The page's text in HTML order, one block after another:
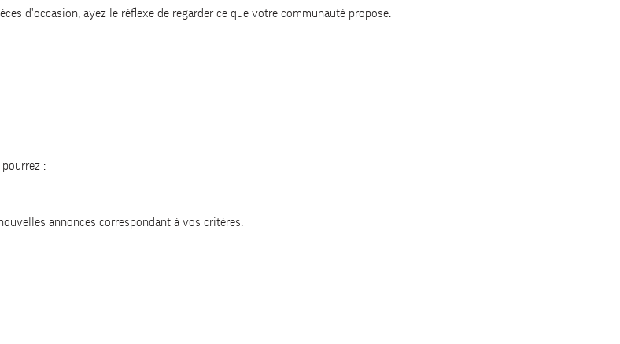
d'occasion, ayez le réflexe de regarder ce que votre communauté propose.
:
annonces correspondant à vos critères.